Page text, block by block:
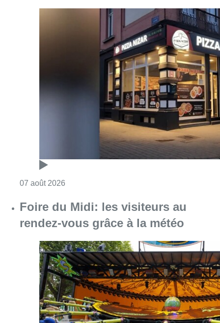
Consulter l'article "Pizza Nizar: un coup de
Foire du Midi: les visiteurs au
rendez-vous grâce à la météo
07 août 2026 Consulter l'article "Foire du Midi: les
Les Bruxellois respectent mieux les